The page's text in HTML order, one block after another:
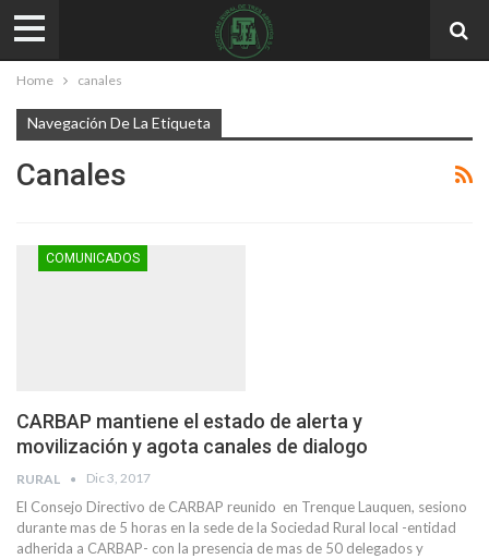
Home canales
Navegación De La Etiqueta
Canales
COMUNICADOS
CARBAP mantiene el estado de alerta y
movilización y agota canales de dialogo
RURAL Dic 3, 2017
El Consejo Directivo de CARBAP reunido en Trenque Lauquen, sesiono
durante mas de 5 horas en la sede de la Sociedad Rural local -entidad
adherida a CARBAP- con la presencia de mas de 50 delegados y